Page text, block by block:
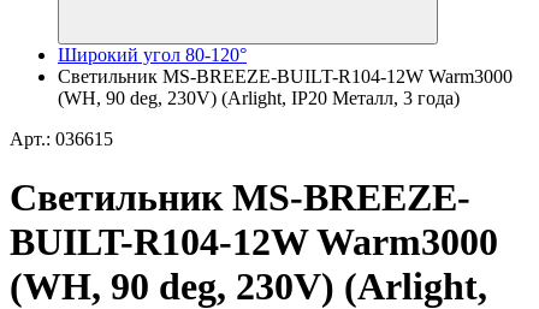
Широкий угол 80-120°
Светильник MS-BREEZE-BUILT-R104-12W Warm3000
(WH, 90 deg, 230V) (Arlight, IP20 Металл, 3 года)
Арт.: 036615
Светильник MS-BREEZE-
BUILT-R104-12W Warm3000
(WH, 90 deg, 230V) (Arlight,